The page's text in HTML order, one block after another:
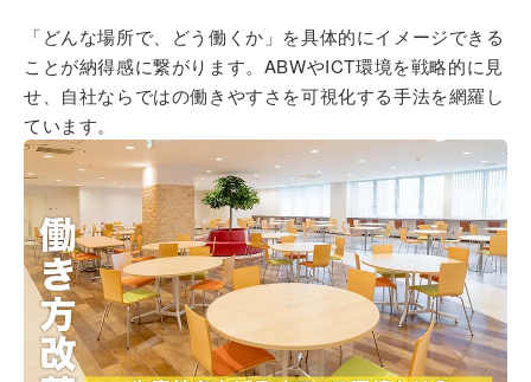
「どんな場所で、どう働くか」を具体的にイメージできる
ことが納得感に繋がります。ABWやICT環境を戦略的に見
せ、自社ならではの働きやすさを可視化する手法を網羅し
ています。